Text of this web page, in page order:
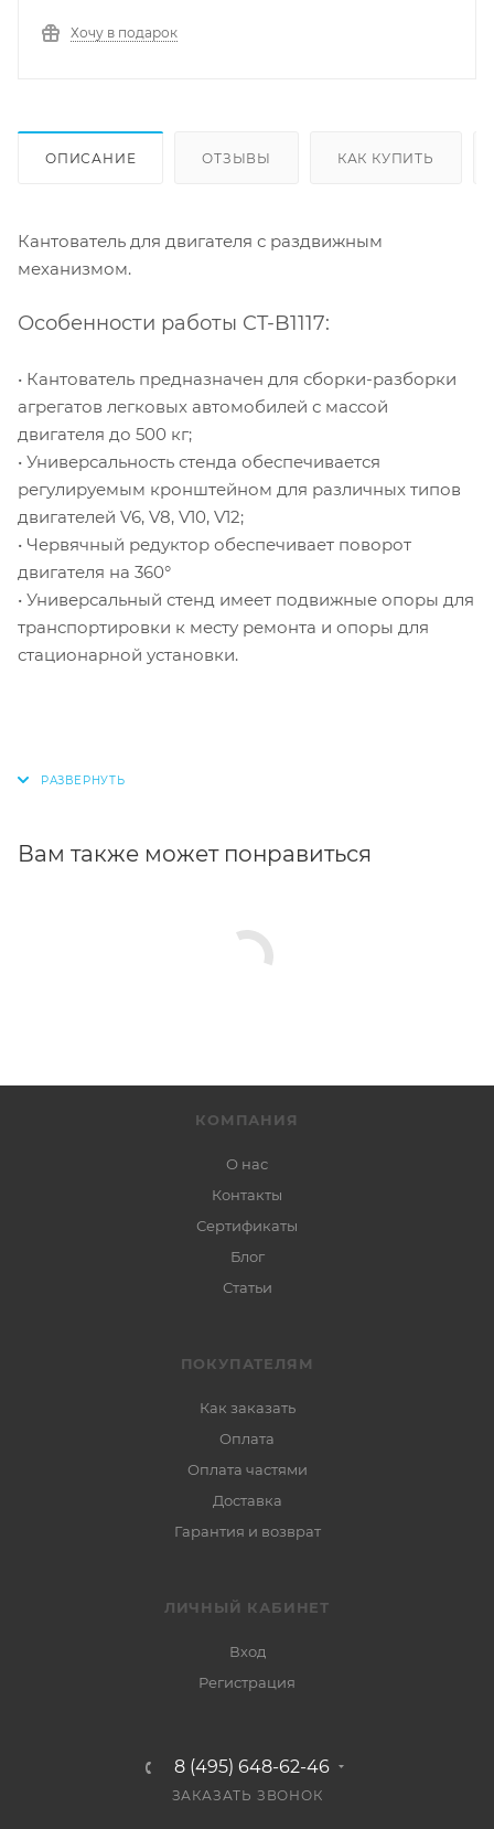
Хочу в подарок
ОПИСАНИЕ ОТЗЫВЫ КАК КУПИТЬ
Кантователь для двигателя с раздвижным
механизмом.
Особенности работы CT-B1117:
• Кантователь предназначен для сборки-разборки
агрегатов легковых автомобилей с массой
двигателя до 500 кг;
• Универсальность стенда обеспечивается
регулируемым кронштейном для различных типов
двигателей V6, V8, V10, V12;
• Червячный редуктор обеспечивает поворот
двигателя на 360°
• Универсальный стенд имеет подвижные опоры для
транспортировки к месту ремонта и опоры для
стационарной установки.
Вам также может понравиться
КОМПАНИЯ
О нас
Контакты
Сертификаты
Блог
Статьи
ПОКУПАТЕЛЯМ
Как заказать
Оплата
Оплата частями
Доставка
Гарантия и возврат
ЛИЧНЫЙ КАБИНЕТ
Вход
Регистрация
8 (495) 648-62-46
ЗАКАЗАТЬ ЗВОНОК